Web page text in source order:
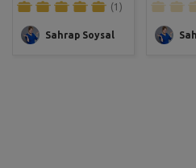
(1)
Sahrap Soysal